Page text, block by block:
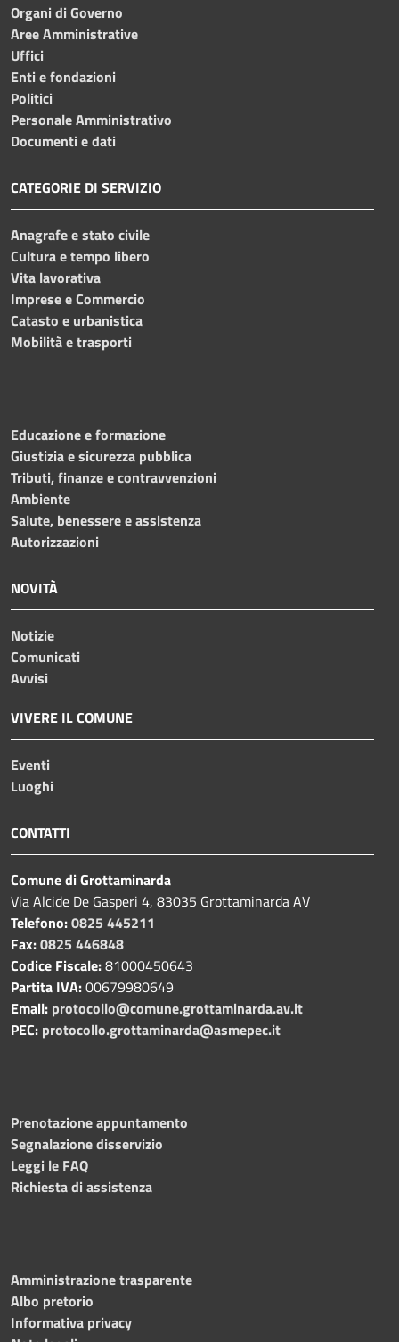
Organi di Governo
Aree Amministrative
Uffici
Enti e fondazioni
Politici
Personale Amministrativo
Documenti e dati
CATEGORIE DI SERVIZIO
Anagrafe e stato civile
Cultura e tempo libero
Vita lavorativa
Imprese e Commercio
Catasto e urbanistica
Mobilità e trasporti
Educazione e formazione
Giustizia e sicurezza pubblica
Tributi, finanze e contravvenzioni
Ambiente
Salute, benessere e assistenza
Autorizzazioni
NOVITÀ
Notizie
Comunicati
Avvisi
VIVERE IL COMUNE
Eventi
Luoghi
CONTATTI
Comune di Grottaminarda
Via Alcide De Gasperi 4, 83035 Grottaminarda AV
Telefono:0825 445211
Fax:0825 446848
Codice Fiscale:81000450643
Partita IVA:00679980649
Email: protocollo@comune.grottaminarda.av.it
PEC: protocollo.grottaminarda@asmepec.it
Prenotazione appuntamento
Segnalazione disservizio
Leggi le FAQ
Richiesta di assistenza
Amministrazione trasparente
Albo pretorio
Informativa privacy